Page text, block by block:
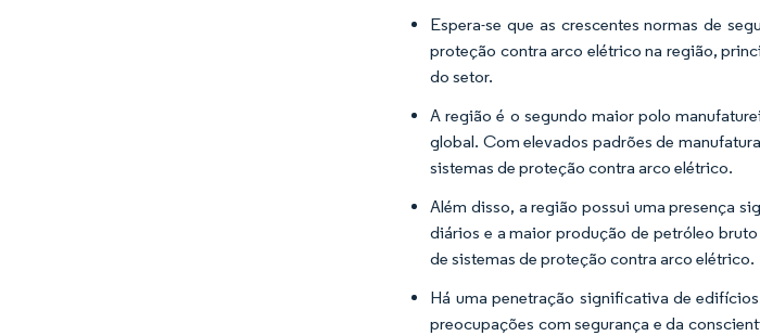
Espera-se que as crescentes normas de
proteção contra arco elétrico na região,
do setor.
A região é o segundo maior polo
global. Com elevados padrões de
sistemas de proteção contra arco elétrico.
Além disso, a região possui uma presença
diários e a maior produção de petróleo
de sistemas de proteção contra arco elétrico.
Há uma penetração significativa de
preocupações com segurança e da